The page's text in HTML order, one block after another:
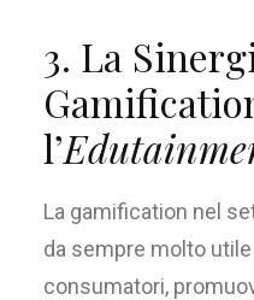
3. La
l’
La gamification nel
da sempre molto
consumatori,